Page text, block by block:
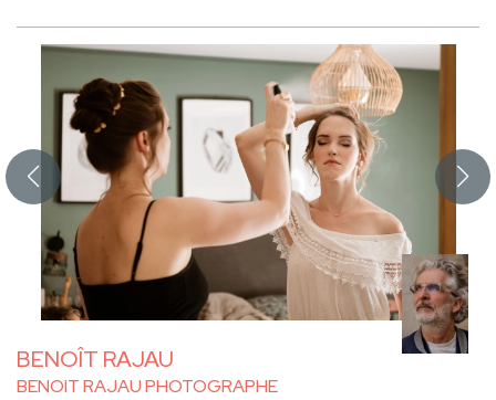
BENOÎT RAJAU
BENOIT RAJAU PHOTOGRAPHE